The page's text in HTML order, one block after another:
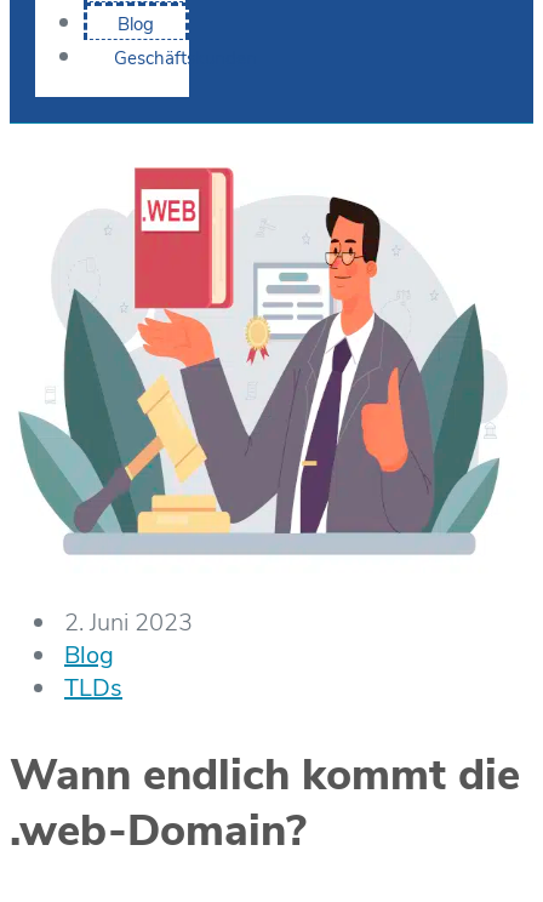
Blog
Geschäftskunden
2. Juni 2023
Blog
TLDs
Wann endlich kommt die
.web-Domain?